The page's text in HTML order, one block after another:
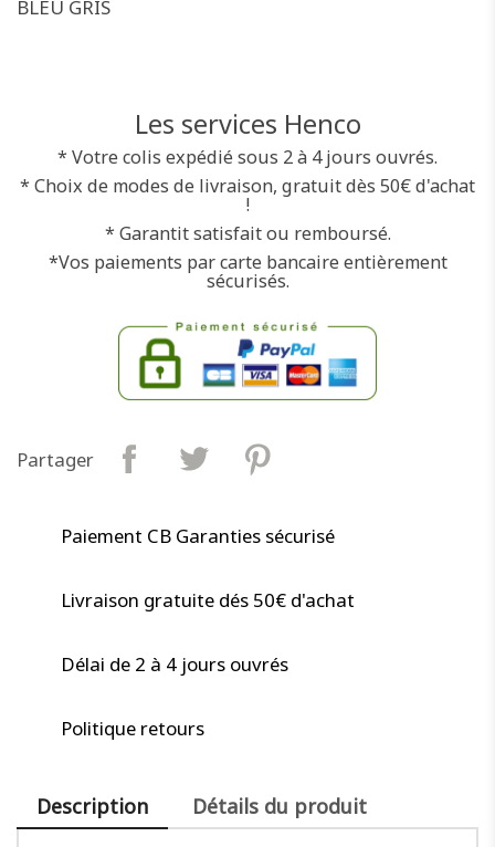
BLEU GRIS
Les services Henco
* Votre colis expédié sous 2 à 4 jours ouvrés.
* Choix de modes de livraison, gratuit dès 50€ d'achat
!
* Garantit satisfait ou remboursé.
*Vos paiements par carte bancaire entièrement
sécurisés.
Partager
Paiement CB Garanties sécurisé
Livraison gratuite dés 50€ d'achat
Délai de 2 à 4 jours ouvrés
Politique retours
Description Détails du produit